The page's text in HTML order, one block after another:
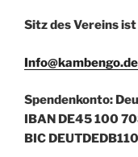
Sitz des Vereins
Info@kambengo.de
Spendenkonto:
IBAN DE45 100
BIC DEUTDEDB110